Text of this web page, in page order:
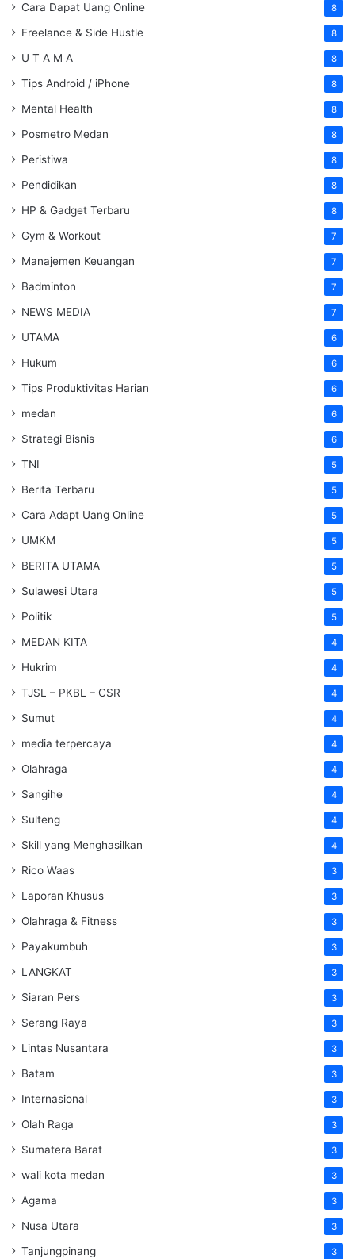
Cara Dapat Uang Online 8
Freelance & Side Hustle 8
U T A M A 8
Tips Android / iPhone 8
Mental Health 8
Posmetro Medan 8
Peristiwa 8
Pendidikan 8
HP & Gadget Terbaru 8
Gym & Workout 7
Manajemen Keuangan 7
Badminton 7
NEWS MEDIA 7
UTAMA 6
Hukum 6
Tips Produktivitas Harian 6
medan 6
Strategi Bisnis 6
TNI 5
Berita Terbaru 5
Cara Adapt Uang Online 5
UMKM 5
BERITA UTAMA 5
Sulawesi Utara 5
Politik 5
MEDAN KITA 4
Hukrim 4
TJSL – PKBL – CSR 4
Sumut 4
media terpercaya 4
Olahraga 4
Sangihe 4
Sulteng 4
Skill yang Menghasilkan 4
Rico Waas 3
Laporan Khusus 3
Olahraga & Fitness 3
Payakumbuh 3
LANGKAT 3
Siaran Pers 3
Serang Raya 3
Lintas Nusantara 3
Batam 3
Internasional 3
Olah Raga 3
Sumatera Barat 3
wali kota medan 3
Agama 3
Nusa Utara 3
Tanjungpinang 3